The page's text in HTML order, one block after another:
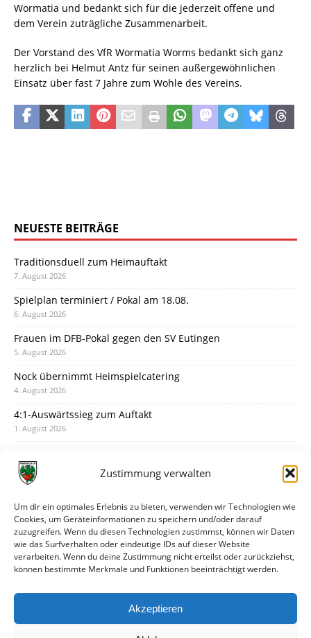
Zustimmung verwalten
Um dir ein optimales Erlebnis zu bieten, verwenden wir Technologien wie
Cookies, um Geräteinformationen zu speichern und/oder darauf
zuzugreifen. Wenn du diesen Technologien zustimmst, können wir Daten
wie das Surfverhalten oder eindeutige IDs auf dieser Website
verarbeiten. Wenn du deine Zustimmung nicht erteilst oder zurückziehst,
können bestimmte Merkmale und Funktionen beeinträchtigt werden.
Akzeptieren
Wormatia und bedankt sich für die jederzeit offene und
dem Verein zuträgliche Zusammenarbeit.
Der Vorstand des VfR Wormatia Worms bedankt sich ganz
herzlich bei Helmut Antz für seinen außergewöhnlichen
Einsatz über fast 7 Jahre zum Wohle des Vereins.
NEUESTE BEITRÄGE
Traditionsduell zum Heimauftakt
7. August 2026
Spielplan terminiert / Pokal am 18.08.
6. August 2026
Frauen im DFB-Pokal gegen den SV Eutingen
5. August 2026
Nock übernimmt Heimspielcatering
4. August 2026
4:1-Auswärtssieg zum Auftakt
1. August 2026
31. Juli 2026
30. Juli 2026
Deine Spielminute: 89+1
28. Juli 2026
Neuer Rückensponsor
Neue Podcast-Folge: So tickt Björn!
27. Juli 2026